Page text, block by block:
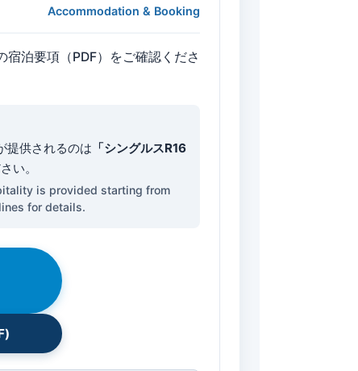
Accommodation & Booking
泊要項（PDF）をご確認くださ
提供されるのは 「シングルスR16
い。
is provided starting from
for details.